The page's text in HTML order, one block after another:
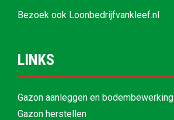
Bezoek ook Loonbedrijfvankleef.nl
LINKS
Gazon aanleggen en bodembewerking
Gazon herstellen